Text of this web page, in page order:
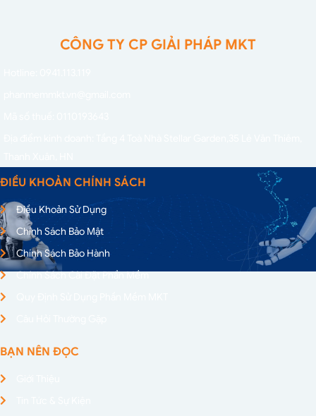
CÔNG TY CP GIẢI PHÁP MKT
ĐIỀU KHOẢN CHÍNH SÁCH
Điều Khoản Sử Dụng
Chính Sách Bảo Mật
Chính Sách Bảo Hành
Chính Sách Cài Đặt Phần Mềm
BẠN NÊN ĐỌC